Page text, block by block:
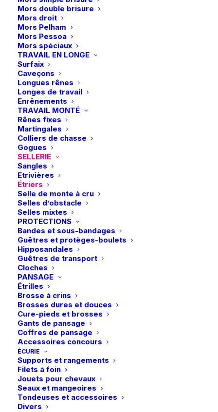
Mors double brisure
Mors droit
Mors Pelham
Mors Pessoa
Mors spéciaux
TRAVAIL EN LONGE
Surfaix
Caveçons
Longues rênes
Longes de travail
Enrênements
TRAVAIL MONTÉ
Rênes fixes
Martingales
Colliers de chasse
Gogues
SELLERIE
Sangles
Etrivières
Étriers
Selle de monte à cru
Selles d’obstacle
Selles mixtes
PROTECTIONS
Bandes et sous-bandages
Guêtres et protèges-boulets
Hipposandales
Guêtres de transport
Cloches
PANSAGE
Étrilles
Brosse à crins
Brosses dures et douces
Cure-pieds et brosses
Gants de pansage
Coffres de pansage
Accessoires concours
ÉCURIE
Supports et rangements
Filets à foin
Jouets pour chevaux
Seaux et mangeoires
Tondeuses et accessoires
Divers
Les étriersRel-X EASY
conception technique avancée
En stock
quantité
de
Acavallo
|
Étriers
Rel-
X
Easy
-
Noir
Livraison gratuite à partir de 99 euros
Échange gratuit pendant 14 jours
Retrait gratuit en magasin
Paiement rapide et sécurisé
Description
Détails
Vous aimerez peut-être aussi